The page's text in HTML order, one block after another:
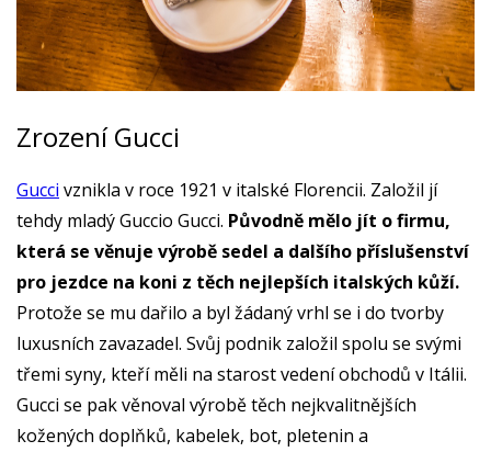
Zrození Gucci
Gucci vznikla v roce 1921 v italské Florencii. Založil jí
tehdy mladý Guccio Gucci. Původně mělo jít o firmu,
která se věnuje výrobě sedel a dalšího příslušenství
pro jezdce na koni z těch nejlepších italských kůží.
Protože se mu dařilo a byl žádaný vrhl se i do tvorby
luxusních zavazadel. Svůj podnik založil spolu se svými
třemi syny, kteří měli na starost vedení obchodů v Itálii.
Gucci se pak věnoval výrobě těch nejkvalitnějších
kožených doplňků, kabelek, bot, pletenin a